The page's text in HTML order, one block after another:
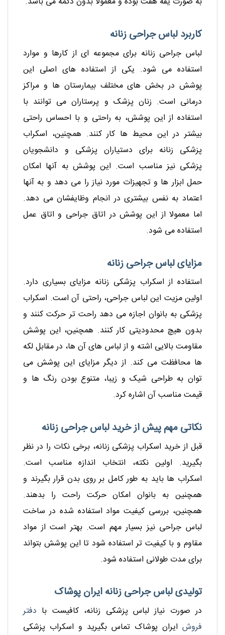
کاربرد لباس جراحی زنانه
لباس جراحی زنانه برای مجموعه ای از کارها و موارد
استفاده می شود. یکی از استفاده های اصلی این
پوشش در بخش های مختلف بیمارستان ها و مراکز
درمانی است. زنان پزشک و پرستاران می توانند با
استفاده از این پوشش، به راحتی و با احساس راحتی
بیشتر در این محیط ها کار کنند. همچنین، اسکراب
پزشکی زنانه برای دستیاران پزشکی و دانشجویان
پزشکی نیز مناسب است. این پوشش به آنها امکان
حمل ابزار ها و تجهیزات مورد نیاز را می دهد و به آنها
اعتماد به نفس بیشتری در انجام وظایفشان می دهد.
اما معمولا از این پوشش در اتاق جراحی و اتاق عمل
استفاده می شود.
مزایای لباس جراحی زنانه
استفاده از اسکراب پزشکی زنانه مزایای بسیاری دارد.
اولین مزیت این لباس جراحی، راحتی آن است. اسکراب
پزشکی به بانوان اجازه می دهد راحت تر حرکت کنند و
بدون هیچ محدودیتی کار کنند. همچنین، این پوشش
مقاومت بالایی اشته و از لباس های آن ها، در مقابل لکه
ها محافظت می کند. از دیگر مزایای این پوشش می
توان به طراحی شیک و زیبا، متنوع بودن رنگ ها و
قیمت مناسب آن اشاره کرد.
نکاتی مهم پیش از خرید لباس جراحی زنانه
قبل از خرید اسکراب پزشکی زنانه، برخی نکات را در نظر
بگیرید. اولین نکته، انتخاب اندازه مناسب است.
اسکراب ها باید به طور کامل بر روی بدن قرار بگیرند و
همچنین به بانوان امکان حرکت راحت را بدهند.
همچنین، بررسی کیفیت مواد استفاده شده در ساخت
لباس جراحی نیز بسیار مهم است. بهتر است از مواد
مقاوم و با کیفیت تر استفاده شود تا این پوشش بتواند
برای مدت طولانی استفاده شود.
تولیدی لباس جراحی زنانه ایران پوشاک
در صورت نیاز لباس پزشکی زنانه، کافیست با دفتر
فروش ایران پوشاک تماس بگیرید و اسکراب پزشکی